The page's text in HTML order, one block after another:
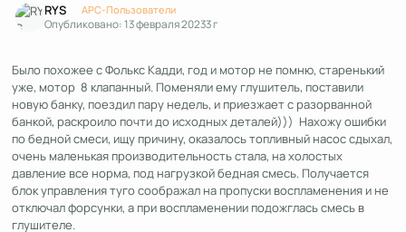
RYS APC-Пользователи
Опубликовано:13 февраля 20233 г
Было похожее с Фолькс Кадди, год и мотор не помню, старенький
уже, мотор 8 клапанный. Поменяли ему глушитель, поставили
новую банку, поездил пару недель, и приезжает с разорванной
банкой, раскроило почти до исходных деталей))) Нахожу ошибки
по бедной смеси, ищу причину, оказалось топливный насос сдыхал,
очень маленькая производительность стала, на холостых
давление все норма, под нагрузкой бедная смесь. Получается
блок управления туго соображал на пропуски воспламенения и не
отключал форсунки, а при воспламенении подожглась смесь в
глушителе.